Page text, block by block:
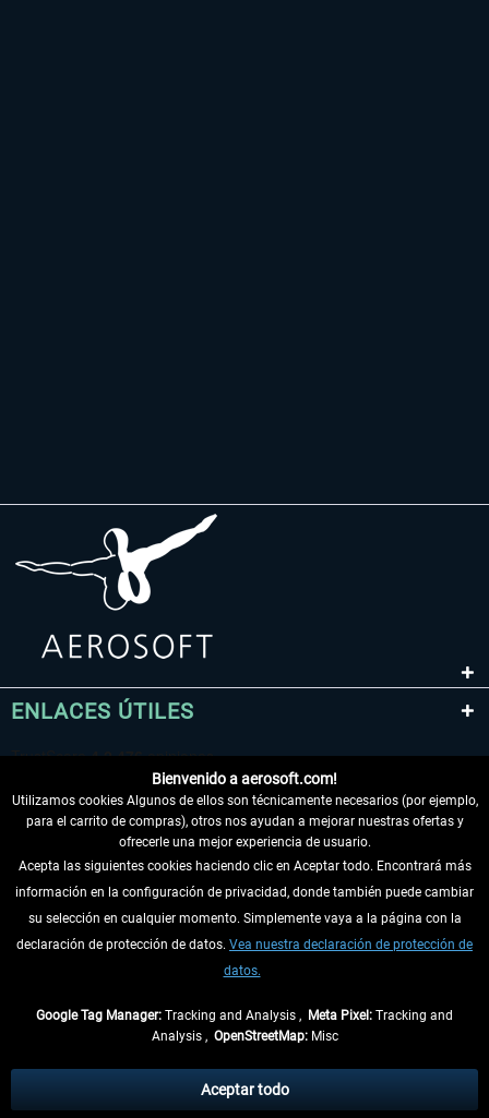
ENLACES ÚTILES
DESISTIR DEL CONTRATO
INFORMACIÓN
tasas de recepción si no se describe lo contrario
** De aplicación a envíos dentro de Alemania. Los plazos de envío para los
Bienvenido a aerosoft.com!
Utilizamos cookies Algunos de ellos son técnicamente necesarios (por ejemplo,
para el carrito de compras), otros nos ayudan a mejorar nuestras ofertas y
ofrecerle una mejor experiencia de usuario.
Acepta las siguientes cookies haciendo clic en Aceptar todo. Encontrará más
información en la configuración de privacidad, donde también puede cambiar
su selección en cualquier momento. Simplemente vaya a la página con la
declaración de protección de datos. Vea nuestra declaración de protección de
datos.
Google Tag Manager: Tracking and Analysis , Meta Pixel: Tracking and
Analysis , OpenStreetMap:Misc
Aceptar todo